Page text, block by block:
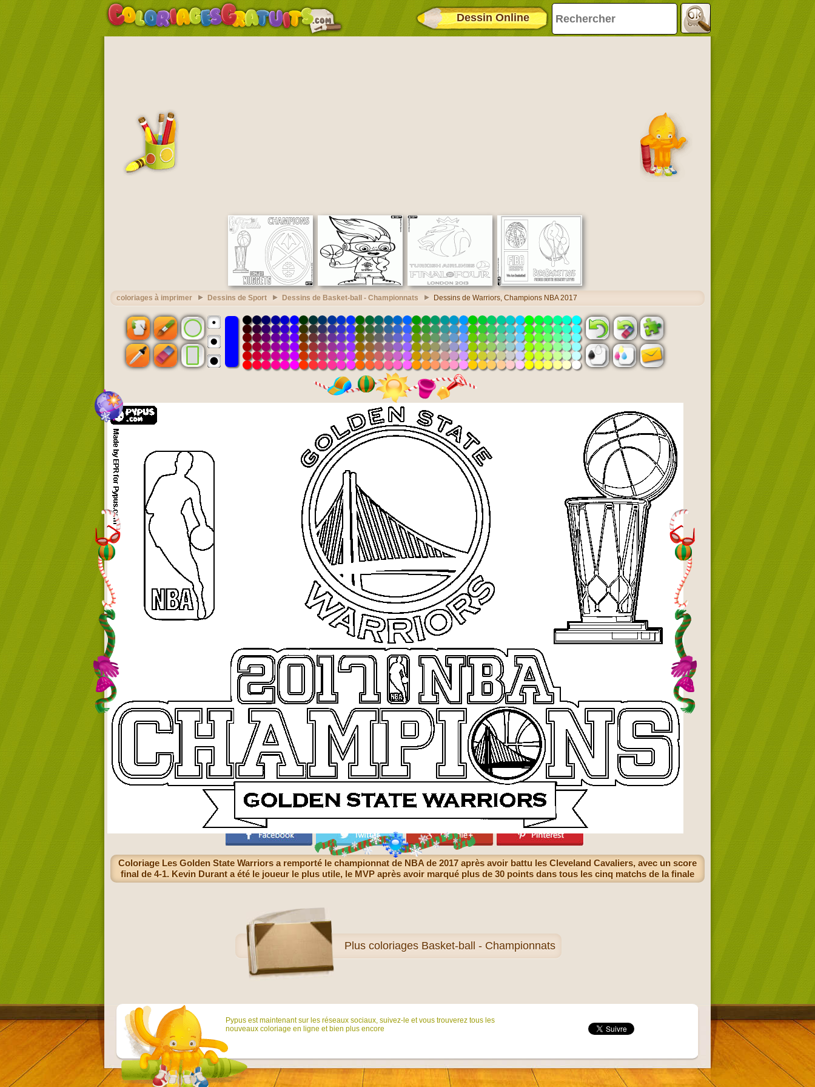
Dessin Online
coloriages à imprimer Dessins de Sport Dessins de Basket-ball - Championnats Dessins de Warriors, Champions NBA 2017
Coloriage Les Golden State Warriors a remporté le championnat de NBA de 2017 après avoir battu les Cleveland Cavaliers, avec un score
final de 4-1. Kevin Durant a été le joueur le plus utile, le MVP après avoir marqué plus de 30 points dans tous les cinq matchs de la finale
Plus coloriages Basket-ball - Championnats
Pypus est maintenant sur ​​les réseaux sociaux, suivez-le et vous trouverez tous les
nouveaux coloriage en ligne et bien plus encore